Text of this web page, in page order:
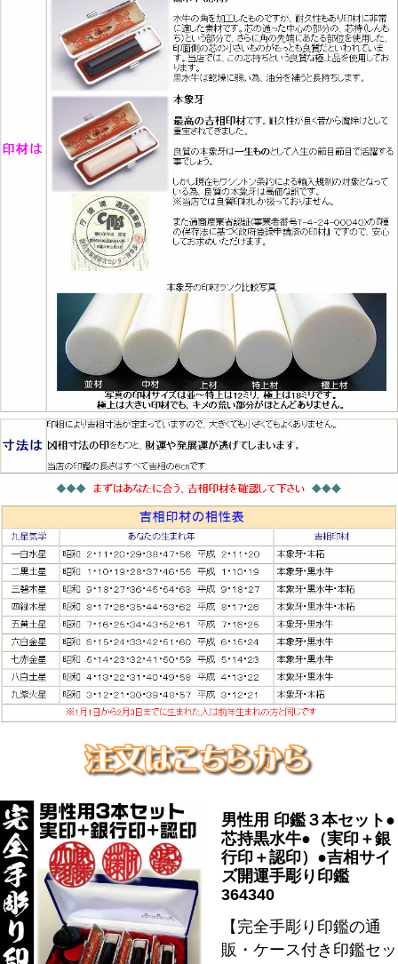
男性用 印鑑３本セット●
芯持黒水牛●（実印＋銀
行印＋認印）●吉相サイ
ズ開運手彫り印鑑
364340
【完全手彫り印鑑の通
販・ケース付き印鑑セッ